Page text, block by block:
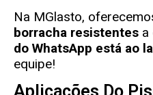
Na MGlasto,
borracha resistentes a
do WhatsApp está ao
equipe!